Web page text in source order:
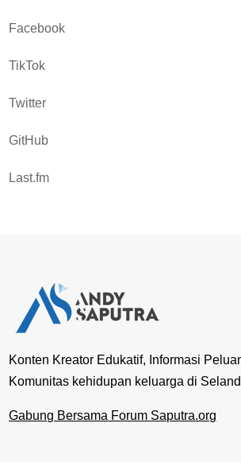
Facebook
TikTok
Twitter
GitHub
Last.fm
Konten Kreator Edukatif, Informasi
Komunitas kehidupan keluarga di
Gabung Bersama Forum Saputra.org